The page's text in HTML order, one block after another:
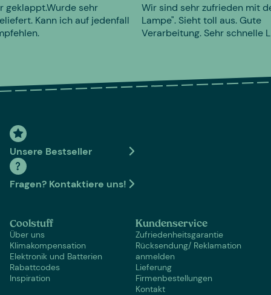
geklappt.Wurde sehr
Kann ich auf jedenfall
Wir sind sehr zufrieden mit
Lampe". Sieht toll aus. Gute
Verarbeitung. Sehr schnelle
Unsere Bestseller
Fragen? Kontaktiere uns!
Coolstuff
Über uns
Klimakompensation
Elektronik und Batterien
Rabattcodes
Inspiration
Kundenservice
Zufriedenheitsgarantie
Rücksendung/ Reklamation
anmelden
Lieferung
Firmenbestellungen
Kontakt